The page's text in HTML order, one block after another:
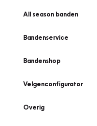
All season banden
Bandenservice
Bandenshop
Velgenconfigurator
Overig